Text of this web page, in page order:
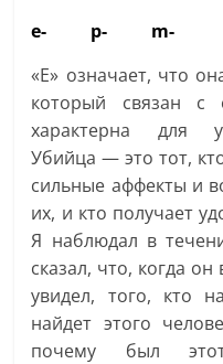
e- p- m-
«Е» означает, что
который связан
характерна для
Убийца — это тот,
сильные аффекты и
их, и кто получает
Я наблюдал в
сказал, что, когда
увидел, того, кто
найдет этого
почему был